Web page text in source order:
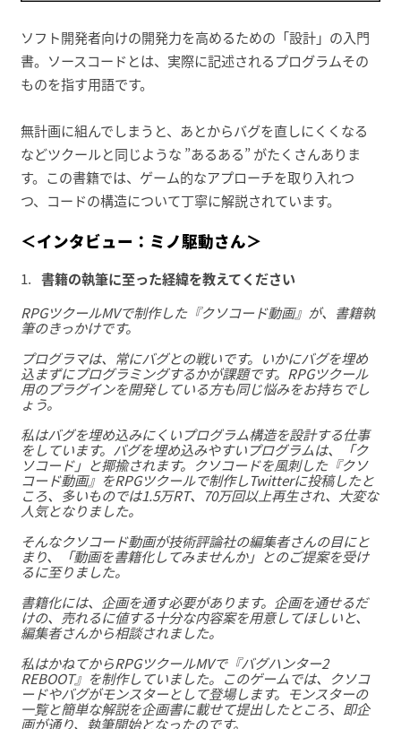
ソフト開発者向けの開発力を高めるための「設計」の入門
書。ソースコードとは、実際に記述されるプログラムその
ものを指す用語です。
無計画に組んでしまうと、あとからバグを直しにくくなる
などツクールと同じような ”あるある” がたくさんありま
す。この書籍では、ゲーム的なアプローチを取り入れつ
つ、コードの構造について丁寧に解説されています。
＜インタビュー：ミノ駆動さん＞
書籍の執筆に至った経緯を教えてください
RPGツクールMVで制作した『クソコード動画』が、書籍執
筆のきっかけです。
プログラマは、常にバグとの戦いです。いかにバグを埋め
込まずにプログラミングするかが課題です。RPGツクール
用のプラグインを開発している方も同じ悩みをお持ちでし
ょう。
私はバグを埋め込みにくいプログラム構造を設計する仕事
をしています。バグを埋め込みやすいプログラムは、「ク
ソコード」と揶揄されます。クソコードを風刺した『クソ
コード動画』をRPGツクールで制作しTwitterに投稿したと
ころ、多いものでは1.5万RT、70万回以上再生され、大変な
人気となりました。
そんなクソコード動画が技術評論社の編集者さんの目にと
まり、「動画を書籍化してみませんか」とのご提案を受け
るに至りました。
書籍化には、企画を通す必要があります。企画を通せるだ
けの、売れるに値する十分な内容案を用意してほしいと、
編集者さんから相談されました。
私はかねてからRPGツクールMVで『バグハンター2
REBOOT』を制作していました。このゲームでは、クソコ
ードやバグがモンスターとして登場します。モンスターの
一覧と簡単な解説を企画書に載せて提出したところ、即企
画が通り、執筆開始となったのです。